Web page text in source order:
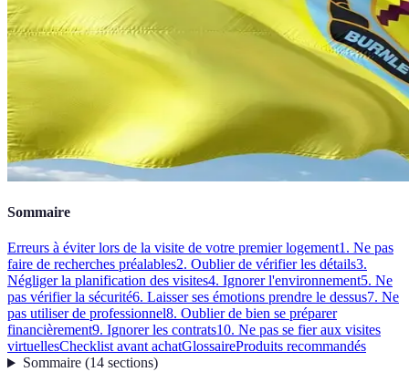
Sommaire
Erreurs à éviter lors de la visite de votre premier logement1. Ne pas
faire de recherches préalables2. Oublier de vérifier les détails3.
Négliger la planification des visites4. Ignorer l'environnement5. Ne
pas vérifier la sécurité6. Laisser ses émotions prendre le dessus7. Ne
pas utiliser de professionnel8. Oublier de bien se préparer
financièrement9. Ignorer les contrats10. Ne pas se fier aux visites
virtuellesChecklist avant achatGlossaireProduits recommandés
Sommaire(14 sections)